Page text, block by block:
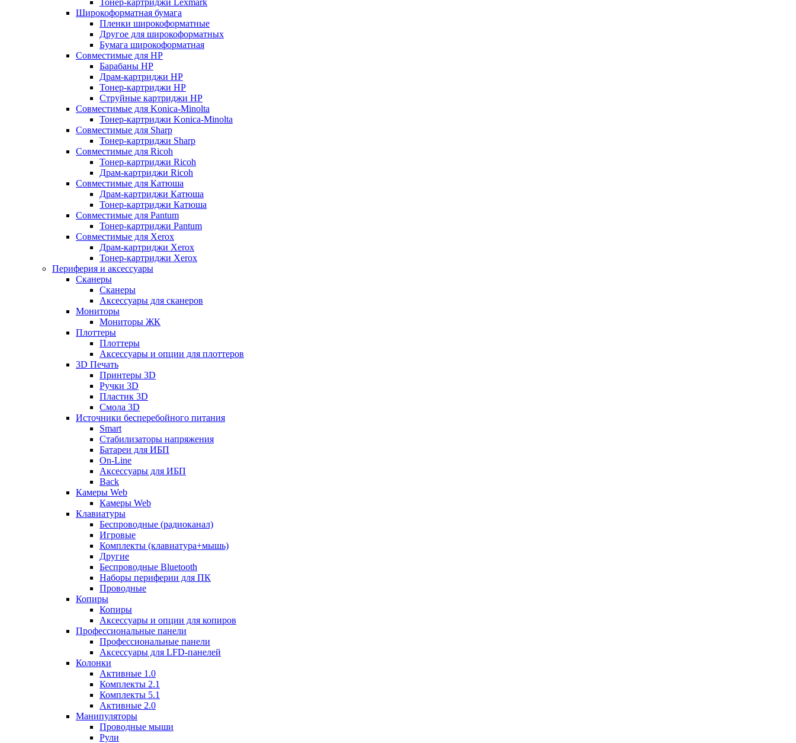
Тонер-картриджи Lexmark
Широкоформатная бумага
Пленки широкоформатные
Другое для широкоформатных
Бумага широкоформатная
Совместимые для HP
Барабаны HP
Драм-картриджи HP
Тонер-картриджи HP
Струйные картриджи HP
Совместимые для Konica-Minolta
Тонер-картриджи Konica-Minolta
Совместимые для Sharp
Тонер-картриджи Sharp
Совместимые для Ricoh
Тонер-картриджи Ricoh
Драм-картриджи Ricoh
Совместимые для Катюша
Драм-картриджи Катюша
Тонер-картриджи Катюша
Совместимые для Pantum
Тонер-картриджи Pantum
Совместимые для Xerox
Драм-картриджи Xerox
Тонер-картриджи Xerox
Периферия и аксессуары
Сканеры
Сканеры
Аксессуары для сканеров
Мониторы
Мониторы ЖК
Плоттеры
Плоттеры
Аксессуары и опции для плоттеров
3D Печать
Принтеры 3D
Ручки 3D
Пластик 3D
Смола 3D
Источники бесперебойного питания
Smart
Стабилизаторы напряжения
Батареи для ИБП
On-Line
Аксессуары для ИБП
Back
Камеры Web
Камеры Web
Клавиатуры
Беспроводные (радиоканал)
Игровые
Комплекты (клавиатура+мышь)
Другие
Беспроводные Bluetooth
Наборы периферии для ПК
Проводные
Копиры
Копиры
Аксессуары и опции для копиров
Профессиональные панели
Профессиональные панели
Аксессуары для LFD-панелей
Колонки
Активные 1.0
Комплекты 2.1
Комплекты 5.1
Активные 2.0
Манипуляторы
Проводные мыши
Рули